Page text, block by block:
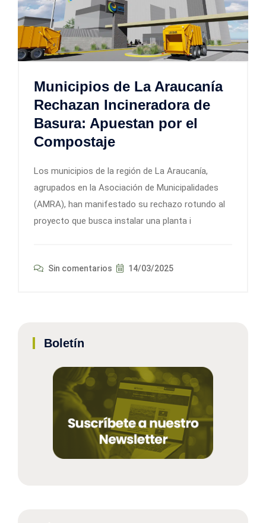
Municipios de La Araucanía
Rechazan Incineradora de
Basura: Apuestan por el
Compostaje
Los municipios de la región de La Araucanía,
agrupados en la Asociación de Municipalidades
(AMRA), han manifestado su rechazo rotundo al
proyecto que busca instalar una planta i
Sin comentarios 14/03/2025
Boletín